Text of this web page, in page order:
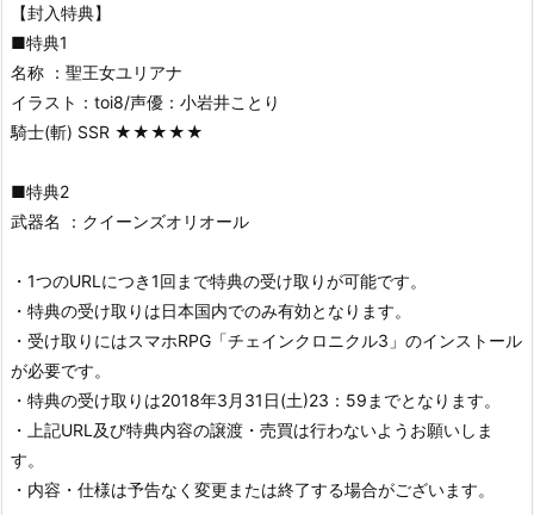
【封入特典】
■特典1
名称 ：聖王女ユリアナ
イラスト：toi8/声優：小岩井ことり
騎士(斬) SSR ★★★★★
■特典2
武器名 ：クイーンズオリオール
・1つのURLにつき1回まで特典の受け取りが可能です。
・特典の受け取りは日本国内でのみ有効となります。
・受け取りにはスマホRPG「チェインクロニクル3」のインストール
が必要です。
・特典の受け取りは2018年3月31日(土)23：59までとなります。
・上記URL及び特典内容の譲渡・売買は行わないようお願いしま
す。
・内容・仕様は予告なく変更または終了する場合がございます。